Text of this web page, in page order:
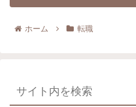
ホーム 転職